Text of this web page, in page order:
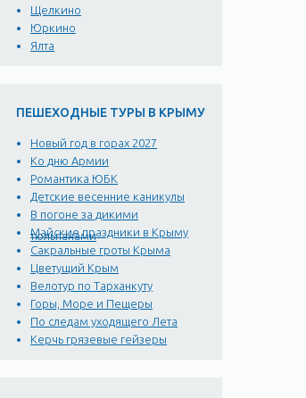
Щелкино
Юркино
Ялта
ПЕШЕХОДНЫЕ ТУРЫ В КРЫМУ
Новый год в горах 2027
Ко дню Армии
Романтика ЮБК
Детские весенние каникулы
В погоне за дикими
тюльпанами
Майские праздники в Крыму
Сакральные гроты Крыма
Цветущий Крым
Велотур по Тарханкуту
Горы, Море и Пещеры
По следам уходящего Лета
Керчь грязевые гейзеры